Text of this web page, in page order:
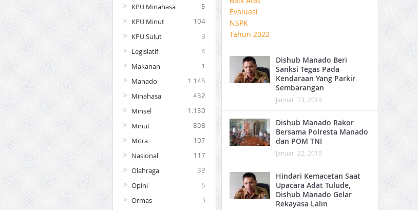
KPU Minahasa 5
KPU Minut 104
KPU Sulut 3
Legislatif 4
Makanan 1
Manado 1.145
Minahasa 432
Minsel 1.130
Minut 898
Mitra 107
Nasional 117
Olahraga 32
Opini 5
Ormas 3
Dishub Manado Beri
Sanksi Tegas Pada
Kendaraan Yang Parkir
Sembarangan
Januari 23, 2019
Dishub Manado Rakor
Bersama Polresta Manado
dan POM TNI
Januari 22, 2019
Hindari Kemacetan Saat
Upacara Adat Tulude,
Dishub Manado Gelar
Rekayasa Lalin